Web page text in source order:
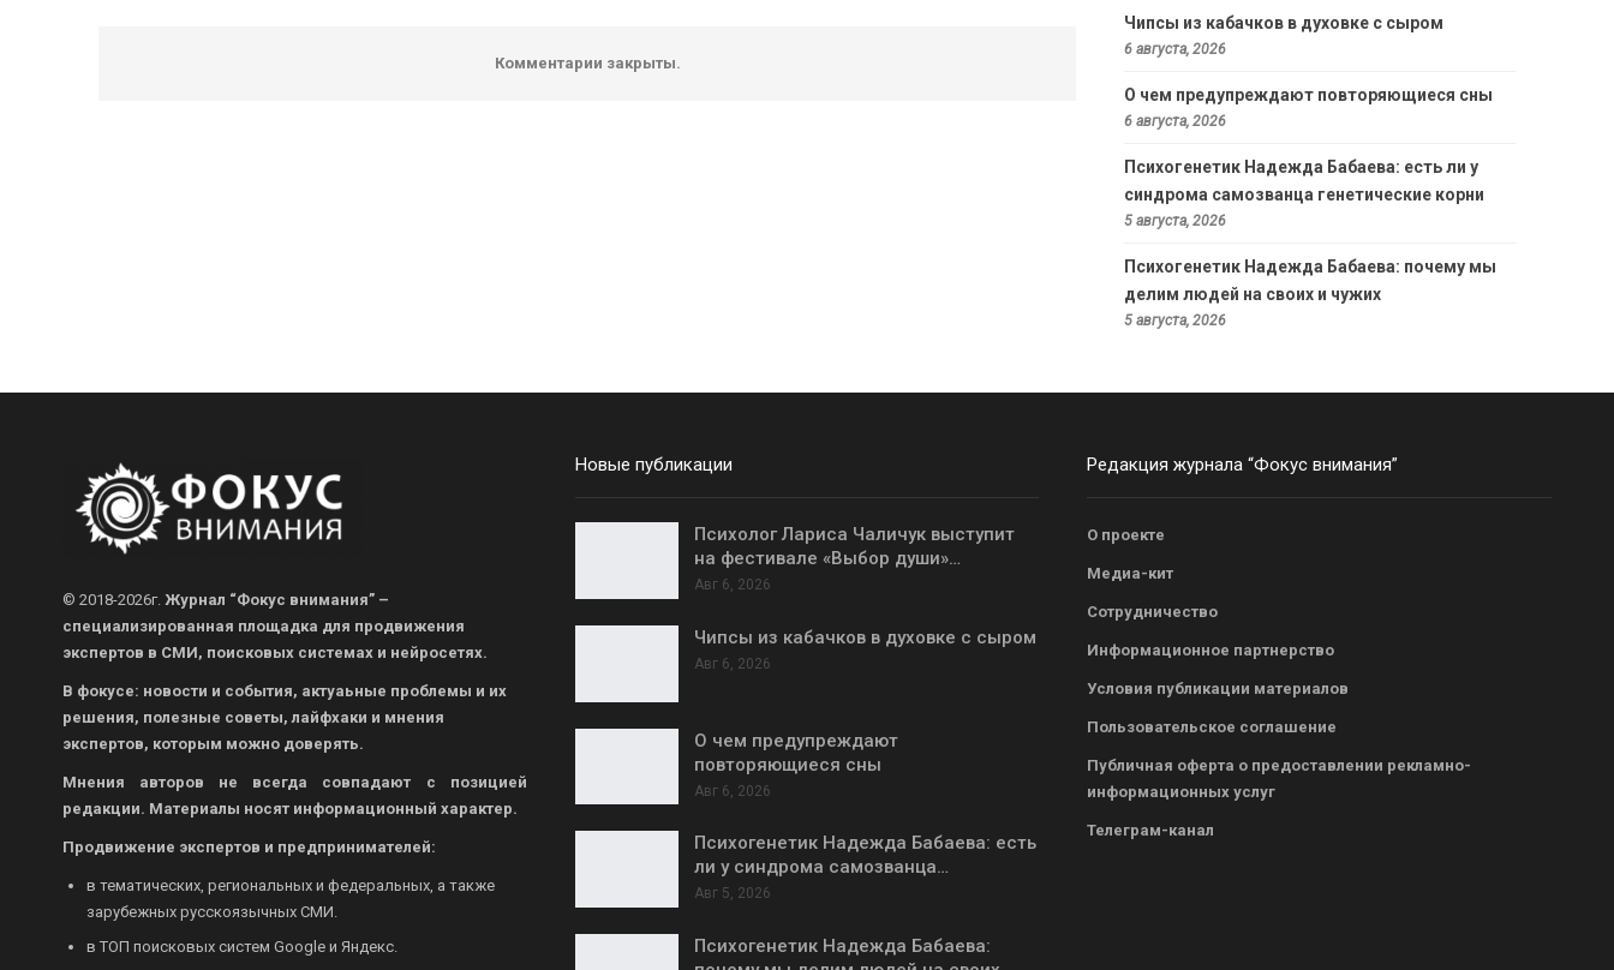
Комментарии закрыты.
Чипсы из кабачков в духовке с сыром
6 августа, 2026
О чем предупреждают повторяющиеся сны
6 августа, 2026
Психогенетик Надежда Бабаева: есть ли у
синдрома самозванца генетические корни
5 августа, 2026
Психогенетик Надежда Бабаева: почему мы
делим людей на своих и чужих
5 августа, 2026
© 2018-2026г. Журнал “Фокус внимания” –
специализированная площадка для продвижения
экспертов в СМИ, поисковых системах и нейросетях.
В фокусе: новости и события, актуаьные проблемы и их
решения, полезные советы, лайфхаки и мнения
экспертов, которым можно доверять.
Мнения авторов не всегда совпадают с позицией
редакции. Материалы носят информационный характер.
Продвижение экспертов и предпринимателей:
в тематических, региональных и федеральных, а также
зарубежных русскоязычных СМИ.
в ТОП поисковых систем Google и Яндекс.
Новые публикации
Психолог Лариса Чаличук выступит
на фестивале «Выбор души»…
Авг 6, 2026
Чипсы из кабачков в духовке с сыром
Авг 6, 2026
О чем предупреждают
повторяющиеся сны
Авг 6, 2026
Психогенетик Надежда Бабаева: есть
ли у синдрома самозванца…
Авг 5, 2026
Психогенетик Надежда Бабаева:
Редакция журнала “Фокус внимания”
О проекте
Медиа-кит
Сотрудничество
Информационное партнерство
Условия публикации материалов
Пользовательское соглашение
Публичная оферта о предоставлении рекламно-
информационных услуг
Телеграм-канал